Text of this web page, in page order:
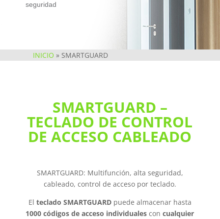
seguridad
INICIO » SMARTGUARD
SMARTGUARD –
TECLADO DE CONTROL
DE ACCESO CABLEADO​
SMARTGUARD: Multifunción, alta seguridad,
cableado, control de acceso por teclado.
El teclado SMARTGUARDpuede almacenar hasta
1000 códigos de acceso individuales concualquier